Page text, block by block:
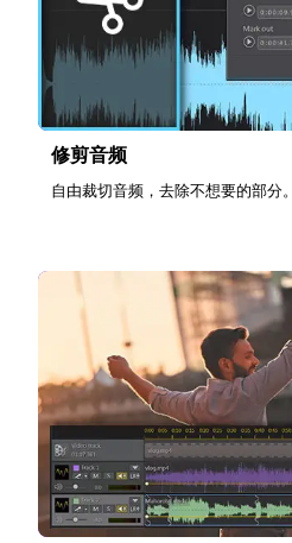
修剪音频
自由裁切音频，去除不想要的部分。